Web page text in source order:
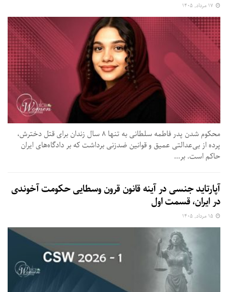
محکوم شدن پدر فاطمه سلطانی به تنها ۸ سال زندان برای قتل دخترش،
پرده از بی‌عدالتی عمیق و قوانین ضدزنی برداشت که بر دادگاه‌های ایران
حاکم است. بر...
آپارتاید جنسی در آینه قانون قرون وسطایی حکومت آخوندی
در ایران، قسمت اول